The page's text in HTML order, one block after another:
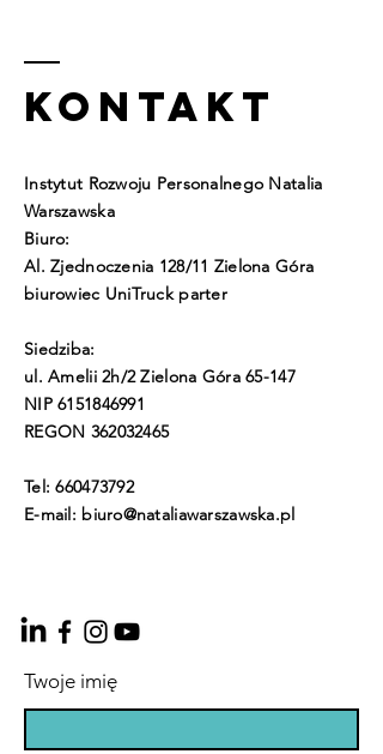
KONTAKT
Instytut Rozwoju Personalnego Natalia
Warszawska
Biuro:
Al. Zjednoczenia 128/11 Zielona Góra
biurowiec UniTruck parter
Siedziba:
ul. Amelii 2h/2 Zielona Góra 65-147
NIP6151846991
REGON 362032465
Tel:660473792
E-mail: biuro@nataliawarszawska.pl
Twoje imię